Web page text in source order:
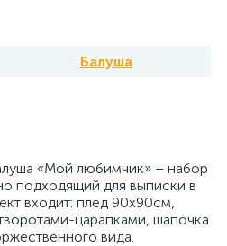
Балуша
«Мой любимчик» – набор
подходящий для выписки в
входит: плед 90х90см,
царапками, шапочка
вида.